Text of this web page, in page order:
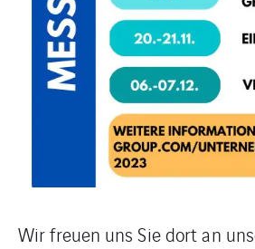
Wir freuen uns Sie dort an